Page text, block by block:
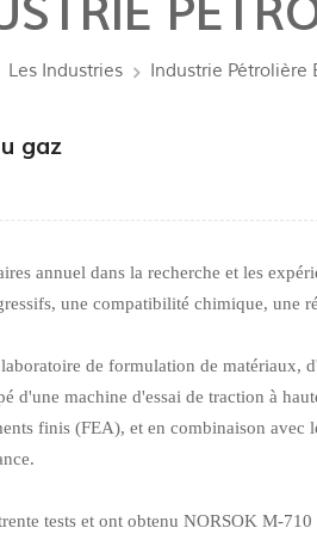
Les Industries Industrie Pétrolière
gaz
annuel dans la recherche et les
une compatibilité chimique,
de formulation de matériaux,
machine d'essai de traction à
finis (FEA), et en combinaison
tests et ont obtenu NORSOK M-